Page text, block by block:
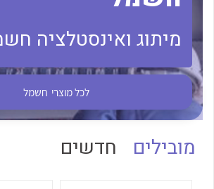
לכל מוצרי היצרן
מיתוג ואינסטלציה
לכל מוצרי חשמל
מובילים חדשים